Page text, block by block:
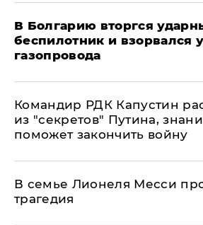
В Болгарию вторгся
беспилотник и взорвался
газопровода
Командир РДК Капустин
из "секретов" Путина,
поможет закончить войну
В семье Лионеля Месси
трагедия